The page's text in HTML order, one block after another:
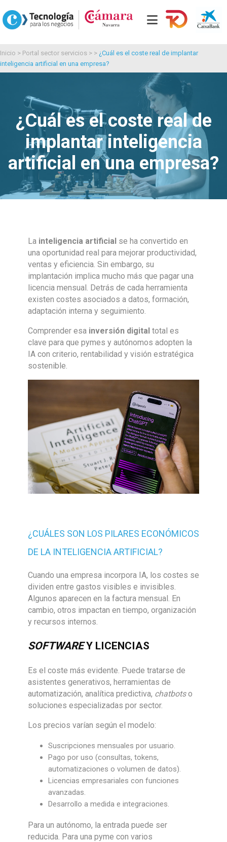
Inicio > Portal sector servicios > > ¿Cuál es el coste real de implantar
inteligencia artificial en una empresa?
¿Cuál es el coste real de
implantar inteligencia
artificial en una empresa?
La inteligencia artificial se ha convertido en
una oportunidad real para mejorar productividad,
ventas y eficiencia. Sin embargo, su
implantación implica mucho más que pagar una
licencia mensual. Detrás de cada herramienta
existen costes asociados a datos, formación,
adaptación interna y seguimiento.
Comprender esa inversión digital total es
clave para que pymes y autónomos adopten la
IA con criterio, rentabilidad y visión estratégica
sostenible.
¿CUÁLES SON LOS PILARES ECONÓMICOS
DE LA INTELIGENCIA ARTIFICIAL?
Cuando una empresa incorpora IA, los costes se
dividen entre gastos visibles e invisibles.
Algunos aparecen en la factura mensual. En
cambio, otros impactan en tiempo, organización
y recursos internos.
SOFTWAREY LICENCIAS
Es el coste más evidente. Puede tratarse de
asistentes generativos, herramientas de
automatización, analítica predictiva, chatbotso
soluciones especializadas por sector.
Los precios varían según el modelo:
Suscripciones mensuales por usuario.
Pago por uso (consultas, tokens,
automatizaciones o volumen de datos).
Licencias empresariales con funciones
avanzadas.
Desarrollo a medida e integraciones.
Para un autónomo, la entrada puede ser
reducida. Para una pyme con varios